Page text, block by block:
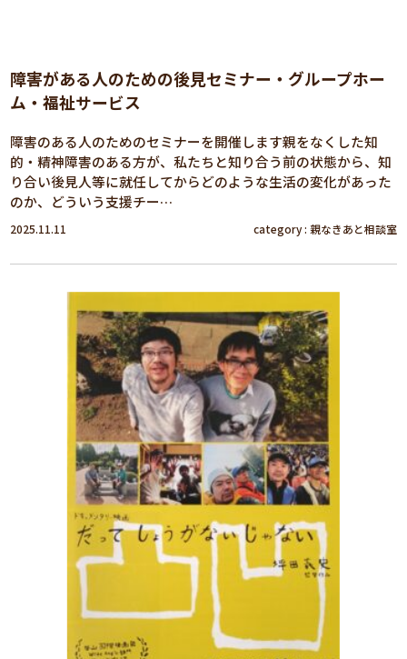
障害がある人のための後見セミナー・グループホー
ム・福祉サービス
障害のある人のためのセミナーを開催します親をなくした知
的・精神障害のある方が、私たちと知り合う前の状態から、知
り合い後見人等に就任してからどのような生活の変化があった
のか、どういう支援チー…
2025.11.11 category : 親なきあと相談室